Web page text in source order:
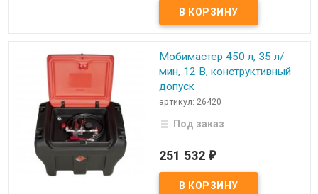
Мобимастер 450 л, 35 л/
мин, 12 В, конструктивный
допуск
артикул: 26420
Под заказ
251 532 ₽